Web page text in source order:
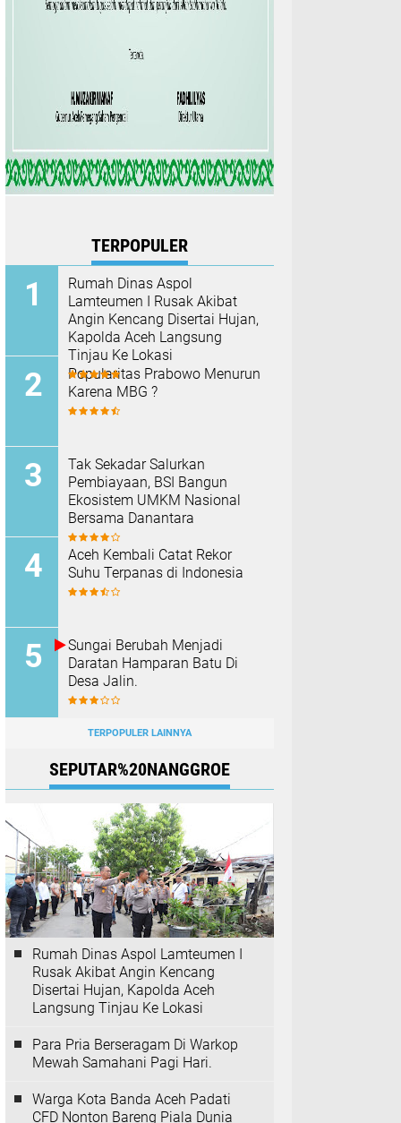
TERPOPULER
Rumah Dinas Aspol
Lamteumen I Rusak Akibat
Angin Kencang Disertai Hujan,
Kapolda Aceh Langsung
Tinjau Ke Lokasi
Popularitas Prabowo Menurun
Karena MBG ?
Tak Sekadar Salurkan
Pembiayaan, BSI Bangun
Ekosistem UMKM Nasional
Bersama Danantara
Aceh Kembali Catat Rekor
Suhu Terpanas di Indonesia
Sungai Berubah Menjadi
Daratan Hamparan Batu Di
Desa Jalin.
TERPOPULER LAINNYA
SEPUTAR%20NANGGROE
Rumah Dinas Aspol Lamteumen I
Rusak Akibat Angin Kencang
Disertai Hujan, Kapolda Aceh
Langsung Tinjau Ke Lokasi
Para Pria Berseragam Di Warkop
Mewah Samahani Pagi Hari.
Warga Kota Banda Aceh Padati
CFD Nonton Bareng Piala Dunia